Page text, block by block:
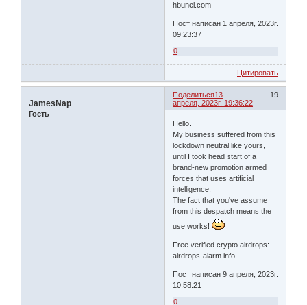
hbunel.com
Пост написан 1 апреля, 2023г.
09:23:37
0
Цитировать
Поделиться 19
13
апреля, 2023г. 19:36:22
JamesNap
Гость
Hello.
My business suffered from this
lockdown neutral like yours,
until I took head start of a
brand-new promotion armed
forces that uses artificial
intelligence.
The fact that you've assume
from this despatch means the
use works!
Free verified crypto airdrops:
airdrops-alarm.info
Пост написан 9 апреля, 2023г.
10:58:21
0